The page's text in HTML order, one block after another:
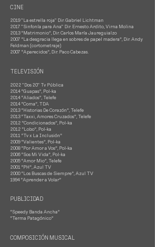
CINE
2019 "La estrella roja" Dir. Gabriel Lichtman
2017 "Sinfonía para Ana" Dir. Ernesto Ardito, Virna Molina
2013 “Matrimonio”, Dir. Carlos María Jaureguialzo
2007 “La desgracia llega en sobres de papel madera”, Dir. Andy
Feldman (cortometraje)
2007 “Aparecidos”, Dir. Paco Cabezas.
TELEVISIÓN
2022 "Dos 20" Tv Pública
2014 “Guapas”, Pol-ka
2014 “Aliados”, Telefe
2014 “Coma”, TDA
2013 “Historias De Corazón”, Telefe
2013 “Taxxi, Amores Cruzados”, Telefe
2012 “Condicionados”, Pol-ka
2012 “Lobo”, Pol-ka
2011 “Tv x La Inclusión”
2009 “Valientes”, Pol-ka
2008 “Por Amor a Vos”, Pol-ka
2006 “Sos Mi Vida”, Pol-ka
2005 “Amor Mio”, Telefe
2001 “PH”, Azul TV
2000 “Los Buscas de Siempre”, Azul TV
1994 “Aprender a Volar”
PUBLICIDAD
“Speedy Banda Ancha”
“Terma Patagónico”
COMPOSICIÓN MUSICAL